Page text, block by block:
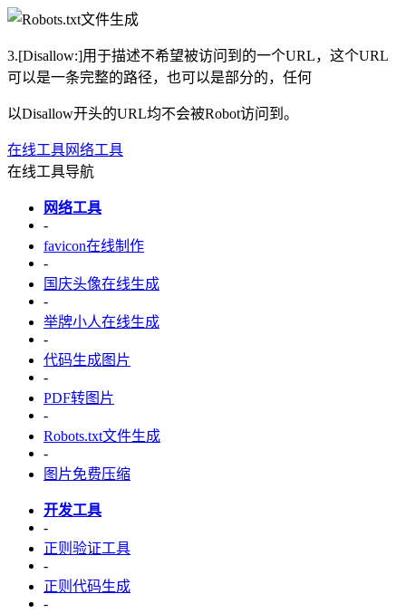
3.[Disallow:]用于描述不希望被访问到的一个URL，这个URL
可以是一条完整的路径，也可以是部分的，任何
以Disallow开头的URL均不会被Robot访问到。
在线工具网络工具
在线工具导航
网络工具
-
favicon在线制作
-
国庆头像在线生成
-
举牌小人在线生成
-
代码生成图片
-
PDF转图片
-
Robots.txt文件生成
-
图片免费压缩
开发工具
-
正则验证工具
-
正则代码生成
-